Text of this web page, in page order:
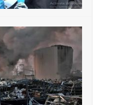
أخبار لبنان راتب النائب من 3 آلاف إلى 5 آلاف دولار شهرياً...
أخبار لبنان مواجهة